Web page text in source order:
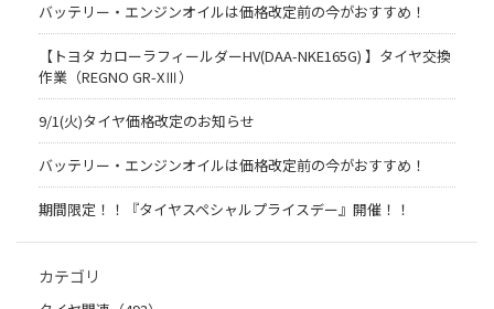
バッテリー・エンジンオイルは価格改定前の今がおすすめ！
【トヨタ カローラフィールダーHV(DAA-NKE165G) 】タイヤ交換
作業（REGNO GR-XⅢ）
9/1(火)タイヤ価格改定のお知らせ
バッテリー・エンジンオイルは価格改定前の今がおすすめ！
期間限定！！『タイヤスペシャルプライスデー』開催！！
カテゴリ